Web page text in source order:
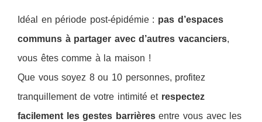
Idéal en période post-épidémie : pas d’espaces
communs à partager avec d’autres vacanciers,
vous êtes comme à la maison !
Que vous soyez 8 ou 10 personnes, profitez
tranquillement de votre intimité et respectez
facilement les gestes barrièresentre vous avec les